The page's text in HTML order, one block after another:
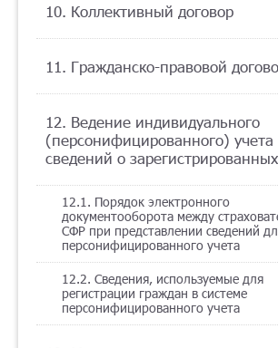
10. Коллективный договор
11. Гражданско-правовой
12. Ведение индивидуального
(персонифицированного) учета
сведений о
12.1. Порядок электронного
документооборота между
СФР при представлении сведений
персонифицированного учета
12.2. Сведения, используемые для
регистрации граждан в системе
персонифицированного учета